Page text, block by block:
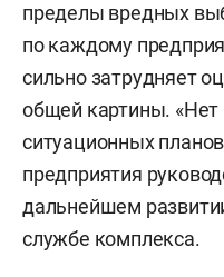
пределы вредных
по каждому
сильно затрудняет
общей картины. «Нет
ситуационных
предприятия
дальнейшем
службе комплекса.